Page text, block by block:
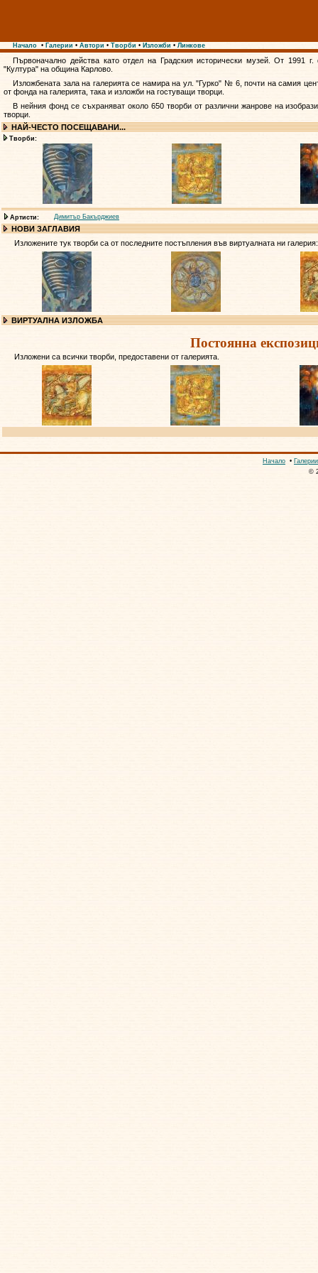
Начало • Галерии • Автори • Творби • Изложби • Линкове
Първоначално действа като отдел на Градския исторически музей. От 1991
"Култура" на община Карлово.
Изложбената зала на галерията се намира на ул. "Гурко" № 6, почти на самия
от фонда на галерията, така и изложби на гостуващи творци.
В нейния фонд се съхраняват около 650 творби от различни жанрове на
творци.
НАЙ-ЧЕСТО ПОСЕЩАВАНИ...
Творби:
Артисти: Димитър Бакърджиев
НОВИ ЗАГЛАВИЯ
Изложените тук творби са от последните постъпления във виртуалната ни галерия:
ВИРТУАЛНА ИЗЛОЖБА
Постоянна
Изложени са всички творби, предоставени от галерията.
Начало • Галерии
©